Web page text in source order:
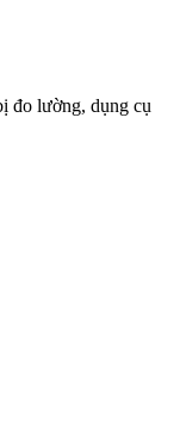
đo lường, dụng cụ